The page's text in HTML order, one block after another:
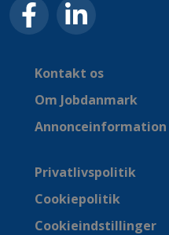
Kontakt os
Om Jobdanmark
Annonceinformation
Privatlivspolitik
Cookiepolitik
Cookieindstillinger